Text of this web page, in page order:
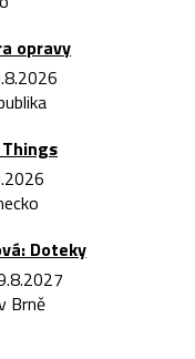
opravy
Doteky
Brně